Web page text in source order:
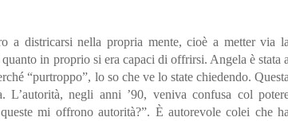
a districarsi nella propria mente, cioè a metter via la
in proprio si era capaci di offrirsi. Angela è stata a
“purtroppo”, lo so che ve lo state chiedendo. Questa
L’autorità, negli anni ’90, veniva confusa col
mi offrono autorità?”. È autorevole colei che ha